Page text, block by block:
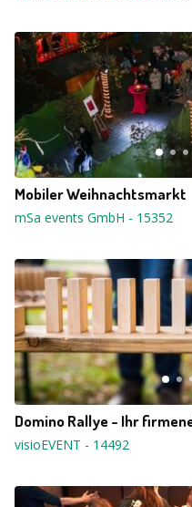
Mobiler Weihnachtsmarkt
mSa events GmbH - 15352
Domino Rallye - Ihr
visioEVENT - 14492